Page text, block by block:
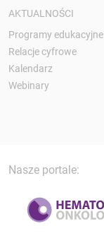
AKTUALNOŚCI
Programy edukacyjne
Relacje cyfrowe
Kalendarz
Webinary
Nasze portale: